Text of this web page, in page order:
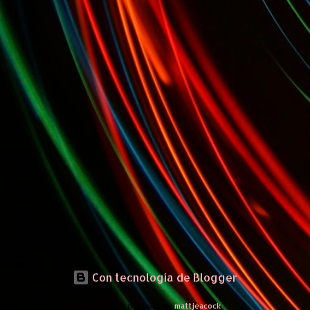
Con tecnología de Blogger
Imágenes del tema demattjeacock